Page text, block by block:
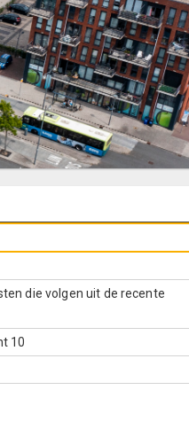
die volgen uit de recente
10